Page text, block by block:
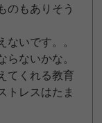
のもありそう
ないです。。
らないかな。
てくれる教育
トレスはたま